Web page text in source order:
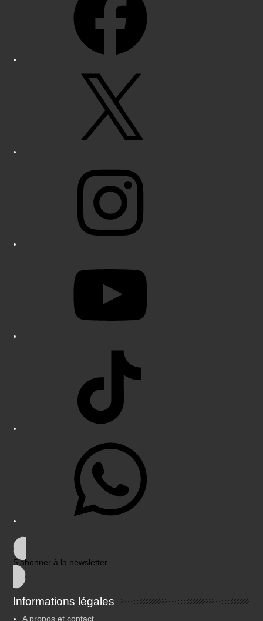
S'abonner à la newsletter
Informations légales
A propos et contact